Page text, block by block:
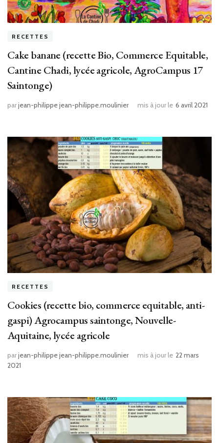
RECETTES
Cake banane (recette Bio, Commerce Equitable,
Cantine Chadi, lycée agricole, AgroCampus 17
Saintonge)
parjean-philippe jean-philippe.moulinier mis à jour le 6 avril 2021
RECETTES
Cookies (recette bio, commerce equitable, anti-
gaspi) Agrocampus saintonge, Nouvelle-
Aquitaine, lycée agricole
parjean-philippe jean-philippe.moulinier mis à jour le 22 mars
2021